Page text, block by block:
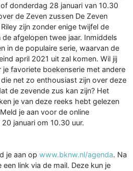
donderdag 28 januari van 10.30
de Zeven zussen De Zeven
zijn zonder enige twijfel de
afgelopen twee jaar. Inmiddels
in de populaire serie, waarvan de
april 2021 uit zal komen. Wil jij
favoriete boekenserie met andere
net zo enthousiast zijn over deze
de zevende zus kan zijn? Het
je van deze reeks hebt gelezen
je aan voor de online
januari om 10.30 uur.
je aan op www.bknw.nl/agenda. Na
link via de mail. Deze kun je